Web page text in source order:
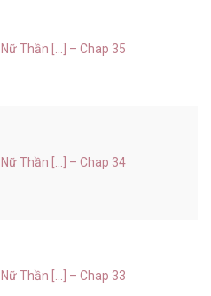
Thần [...] – Chap 35
Thần [...] – Chap 34
Thần [...] – Chap 33